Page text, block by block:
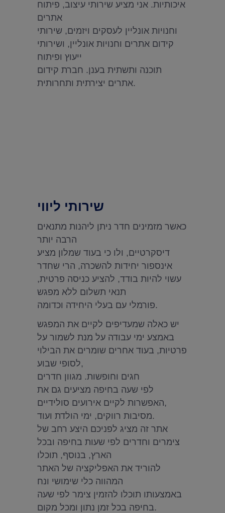
איכותיות. אני מציע שירותי עיצוב, פיתוח
אתרים
וחנויות אונליין לעסקים ויזמים, שירותי
קידום אתרים וחנויות אונליין, ושירותי
ייעוץ ופיתוח
תוכנה ותשתית בענן. חברת קידום
אתרים יצירתית ותחרותית.
שירותי ליווי
כאשר מזמינים חדר ניתן ליהנות מתנאים
הרבה יותר
דיסקרטיים, ולו כי בעוד שמלון מציע
אינספור יחידות להשכרה, הרי שחדר
עשוי להיות בודד, להציע כניסה פרטית,
תנאי תשלום ללא מפגש
פורמלי עם בעלי היחידה וכדומה.
יש כאלה שמעדיפים לקיים את המפגש
באמצע ימי עבודה על מנת לשמור על
פרטיות, בעוד אחרים שומרים את הבילוי
לסופי שבוע,
חגים וחופשות. מגוון חדרים
לפי שעה בחיפה מציעים גם את
האפשרות לקיים אירועים סולידיים,
מסיבות רווקים, ימי הולדת ועוד.
אתר זה מציג לפניכם היצע רחב של
צימרים וחדרים לפי שעות בחיפה ובכל
הארץ, בנוסף, תוכלו
להוריד את האפליקציה של האתר
המהווה כלי שימושי ונח
באמצעותו תוכלו להזמין צימר לפי שעה
בחיפה בכל זמן נתון ומכל מקום.